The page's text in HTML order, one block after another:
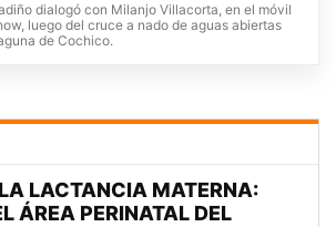
dialogó con Milanjo Villacorta, en el móvil
luego del cruce a nado de aguas abiertas
de Cochico.